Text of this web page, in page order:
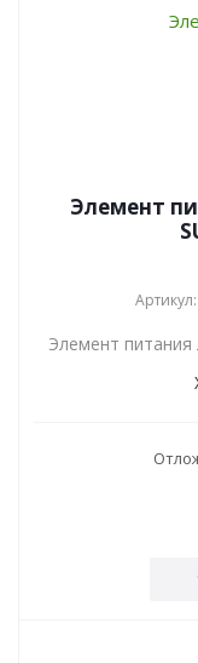
Элемент
Артикул:
Элемент питания